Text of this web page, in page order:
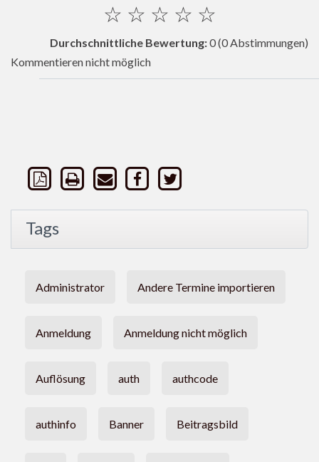
☆
☆
☆
☆
☆
Durchschnittliche Bewertung:0(0 Abstimmungen)
Kommentieren nicht möglich
Tags
Administrator Andere Termine importieren
Anmeldung Anmeldung nicht möglich
Auflösung auth authcode
authinfo Banner Beitragsbild